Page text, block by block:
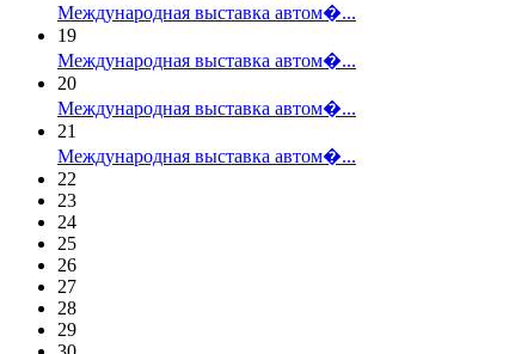
Международная выставка автом�...
19
Международная выставка автом�...
20
Международная выставка автом�...
21
Международная выставка автом�...
22
23
24
25
26
27
28
29